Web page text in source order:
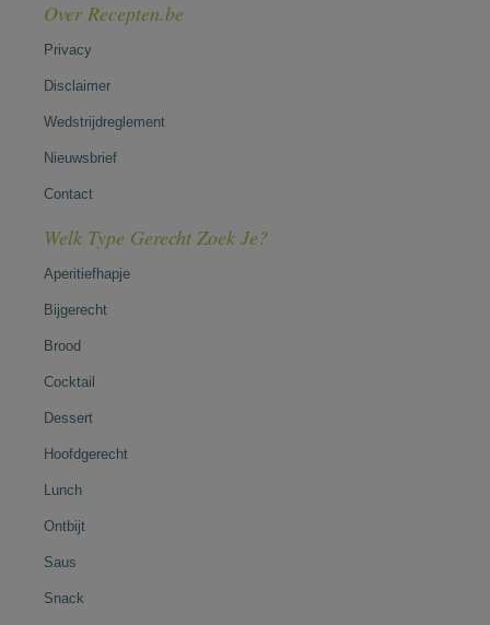
Over Recepten.be
Privacy
Disclaimer
Wedstrijdreglement
Nieuwsbrief
Contact
Welk Type Gerecht Zoek Je?
Aperitiefhapje
Bijgerecht
Brood
Cocktail
Dessert
Hoofdgerecht
Lunch
Ontbijt
Saus
Snack